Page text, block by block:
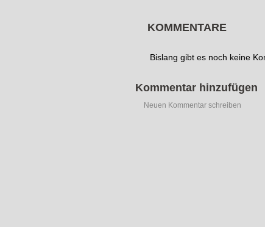
KOMMENTARE
Bislang gibt es noch keine
Kommentar hinzufügen
Neuen Kommentar schreiben